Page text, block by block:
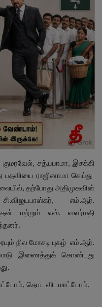
சத்யபாமா, இசக்கி
ராஜினாமா செய்து
தற்போது அதிமுகவின்
எம்.ஆர்.
மற்றும் எஸ். வளர்மதி
நில மோசடி புகழ் எம்.ஆர்.
இணைத்துக் கொண்டது
தொட விடமாட்டோம்,